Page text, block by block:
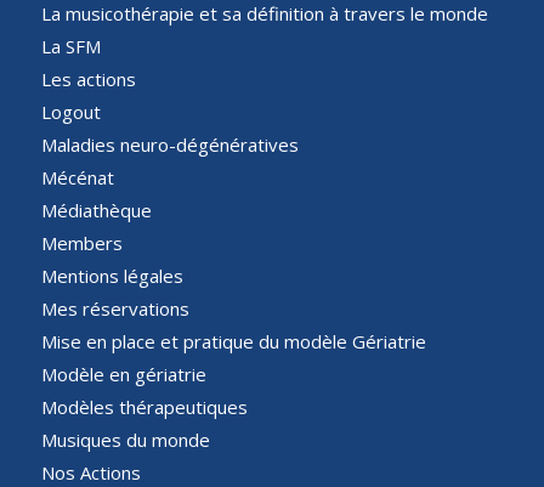
La musicothérapie et sa définition à travers le monde
La SFM
Les actions
Logout
Maladies neuro-dégénératives
Mécénat
Médiathèque
Members
Mentions légales
Mes réservations
Mise en place et pratique du modèle Gériatrie
Modèle en gériatrie
Modèles thérapeutiques
Musiques du monde
Nos Actions